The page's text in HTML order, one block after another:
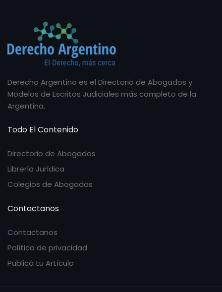
Derecho Argentino es el Directorio de Abogados y
Modelos de Escritos Judiciales más completo de la
Argentina.
Todo El Contenido
Directorio de Abogados
Librería Jurídica
Colegios de Abogados
Contactanos
Contactanos
Política de privacidad
Publicá tu Artículo